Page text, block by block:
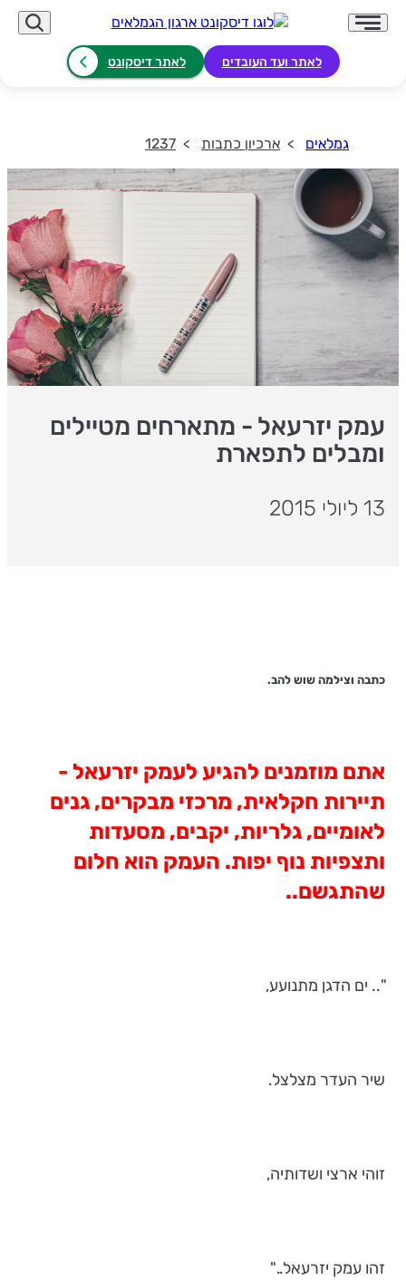
לאתר ועד העובדים לאתר דיסקונט
גמלאים ארכיון כתבות 1237
עמק יזרעאל - מתארחים מטיילים
ומבלים לתפארת
13 ליולי 2015
כתבה וצילמה שוש להב.
אתם מוזמנים להגיע לעמק יזרעאל -
תיירות חקלאית, מרכזי מבקרים, גנים
לאומיים, גלריות, יקבים, מסעדות
ותצפיות נוף יפות. העמק הוא חלום
שהתגשם..
".. ים הדגן מתנועע,
שיר העדר מצלצל.
זוהי ארצי ושדותיה,
זהו עמק יזרעאל.."